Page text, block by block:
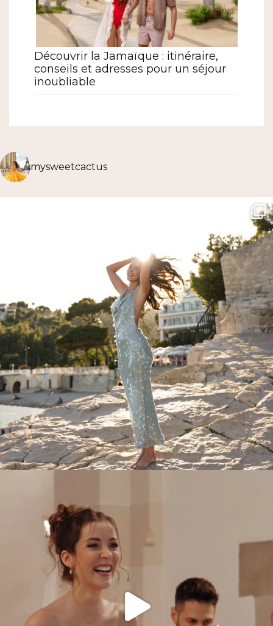
Découvrir la Jamaïque : itinéraire,
conseils et adresses pour un séjour
inoubliable
mysweetcactus